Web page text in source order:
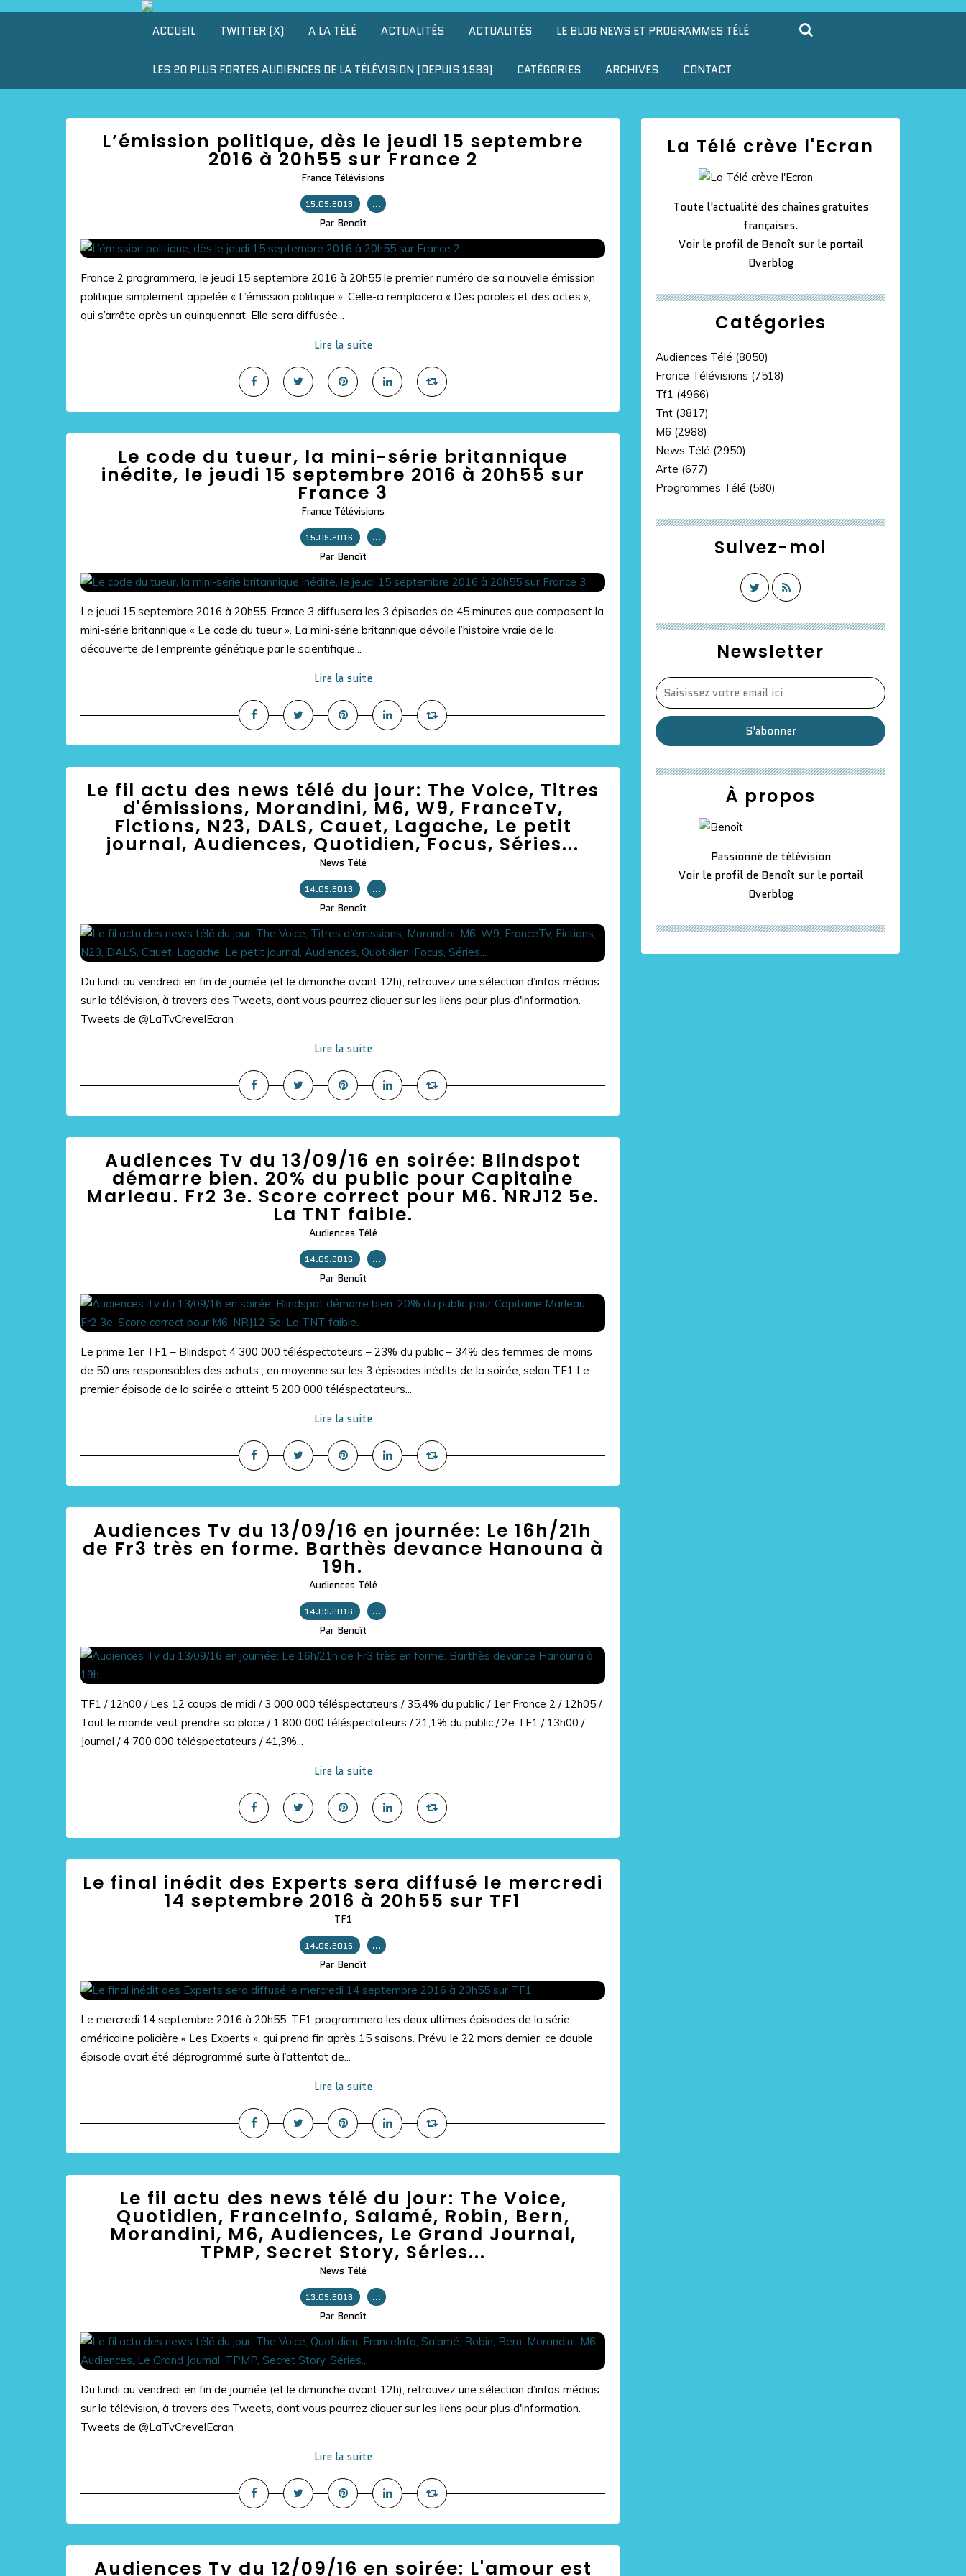
ACCUEIL TWITTER (X) A LA TÉLÉ ACTUALITÉS ACTUALITÉS LE BLOG NEWS ET PROGRAMMES TÉLÉ
LES 20 PLUS FORTES AUDIENCES DE LA TÉLÉVISION (DEPUIS 1989) CATÉGORIES ARCHIVES CONTACT
L’émission politique, dès le jeudi 15 septembre
2016 à 20h55 sur France 2
France Télévisions
15.09.2016 …
Par Benoît
France 2 programmera, le jeudi 15 septembre 2016 à 20h55 le premier numéro de sa nouvelle émission
politique simplement appelée « L’émission politique ». Celle-ci remplacera « Des paroles et des actes »,
qui s’arrête après un quinquennat. Elle sera diffusée...
Lire la suite
Le code du tueur, la mini-série britannique
inédite, le jeudi 15 septembre 2016 à 20h55 sur
France 3
France Télévisions
15.09.2016 …
Par Benoît
Le jeudi 15 septembre 2016 à 20h55, France 3 diffusera les 3 épisodes de 45 minutes que composent la
mini-série britannique « Le code du tueur ». La mini-série britannique dévoile l’histoire vraie de la
découverte de l’empreinte génétique par le scientifique...
Lire la suite
Le fil actu des news télé du jour: The Voice, Titres
d'émissions, Morandini, M6, W9, FranceTv,
Fictions, N23, DALS, Cauet, Lagache, Le petit
journal, Audiences, Quotidien, Focus, Séries...
News Télé
14.09.2016 …
Par Benoît
Du lundi au vendredi en fin de journée (et le dimanche avant 12h), retrouvez une sélection d’infos médias
sur la télévision, à travers des Tweets, dont vous pourrez cliquer sur les liens pour plus d'information.
Tweets de @LaTvCrevelEcran
Lire la suite
Audiences Tv du 13/09/16 en soirée: Blindspot
démarre bien. 20% du public pour Capitaine
Marleau. Fr2 3e. Score correct pour M6. NRJ12 5e.
La TNT faible.
Audiences Télé
14.09.2016 …
Par Benoît
Le prime 1er TF1 – Blindspot 4 300 000 téléspectateurs – 23% du public – 34% des femmes de moins
de 50 ans responsables des achats , en moyenne sur les 3 épisodes inédits de la soirée, selon TF1 Le
premier épisode de la soirée a atteint 5 200 000 téléspectateurs...
Lire la suite
Audiences Tv du 13/09/16 en journée: Le 16h/21h
de Fr3 très en forme. Barthès devance Hanouna à
19h.
Audiences Télé
14.09.2016 …
Par Benoît
TF1 / 12h00 / Les 12 coups de midi / 3 000 000 téléspectateurs / 35,4% du public / 1er France 2 / 12h05 /
Tout le monde veut prendre sa place / 1 800 000 téléspectateurs / 21,1% du public / 2e TF1 / 13h00 /
Journal / 4 700 000 téléspectateurs / 41,3%...
Lire la suite
Le final inédit des Experts sera diffusé le mercredi
14 septembre 2016 à 20h55 sur TF1
TF1
14.09.2016 …
Par Benoît
Le mercredi 14 septembre 2016 à 20h55, TF1 programmera les deux ultimes épisodes de la série
américaine policière « Les Experts », qui prend fin après 15 saisons. Prévu le 22 mars dernier, ce double
épisode avait été déprogrammé suite à l’attentat de...
Lire la suite
Le fil actu des news télé du jour: The Voice,
Quotidien, FranceInfo, Salamé, Robin, Bern,
Morandini, M6, Audiences, Le Grand Journal,
TPMP, Secret Story, Séries...
News Télé
13.09.2016 …
Par Benoît
Du lundi au vendredi en fin de journée (et le dimanche avant 12h), retrouvez une sélection d’infos médias
sur la télévision, à travers des Tweets, dont vous pourrez cliquer sur les liens pour plus d'information.
Tweets de @LaTvCrevelEcran
Lire la suite
Audiences Tv du 12/09/16 en soirée: L'amour est
Newsletter
Catégories
Audiences Télé (8050)
France Télévisions (7518)
Tf1 (4966)
Tnt (3817)
M6 (2988)
News Télé (2950)
Arte (677)
Programmes Télé (580)
La Télé crève l'Ecran
Toute l'actualité des chaînes gratuites
françaises.
Voir le profil de Benoît sur le portail
Overblog
Suivez-moi
À propos
Passionné de télévision
Voir le profil de Benoît sur le portail
Overblog